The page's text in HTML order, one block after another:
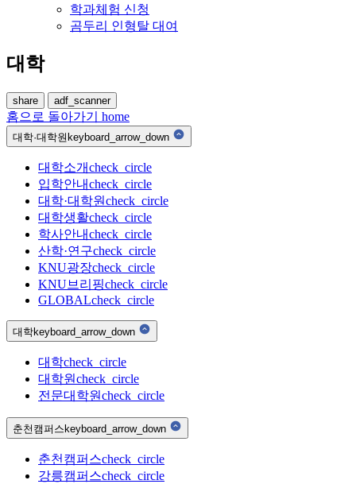
학과체험 신청
곰두리 인형탈 대여
대학
share adf_scanner
홈으로 돌아가기 home
대학·대학원keyboard_arrow_down
대학소개check_circle
입학안내check_circle
대학·대학원check_circle
대학생활check_circle
학사안내check_circle
산학·연구check_circle
KNU광장check_circle
KNU브리핑check_circle
GLOBALcheck_circle
대학keyboard_arrow_down
대학check_circle
대학원check_circle
전문대학원check_circle
춘천캠퍼스keyboard_arrow_down
춘천캠퍼스check_circle
강릉캠퍼스check_circle